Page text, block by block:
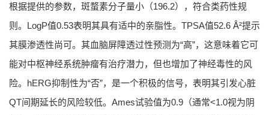
根据提供的参数，斑蝥素分子量小（196.2），符合类药性规
则。LogP值0.53表明其具有适中的亲脂性。TPSA值52.6 Å²提示
其膜渗透性尚可。其血脑屏障透过性预测为“高”，这意味着它可
能对中枢神经系统肿瘤有治疗潜力，但也增加了神经毒性的风
险。hERG抑制性为“否”，是一个积极的信号，表明其引发心脏
QT间期延长的风险较低。Ames试验值为0.9（通常<1.0视为阴